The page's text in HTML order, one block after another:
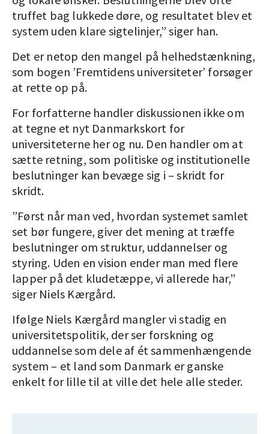
truffet bag lukkede døre, og resultatet blev et
system uden klare sigtelinjer,” siger han.
Det er netop den mangel på helhedstænkning,
som bogen ’Fremtidens universiteter’ forsøger
at rette op på.
For forfatterne handler diskussionen ikke om
at tegne et nyt Danmarkskort for
universiteterne her og nu. Den handler om at
sætte retning, som politiske og institutionelle
beslutninger kan bevæge sig i – skridt for
skridt.
”Først når man ved, hvordan systemet samlet
set bør fungere, giver det mening at træffe
beslutninger om struktur, uddannelser og
styring. Uden en vision ender man med flere
lapper på det kludetæppe, vi allerede har,”
siger Niels Kærgård.
Ifølge Niels Kærgård mangler vi stadig en
universitetspolitik, der ser forskning og
uddannelse som dele af ét sammenhængende
system – et land som Danmark er ganske
enkelt for lille til at ville det hele alle steder.